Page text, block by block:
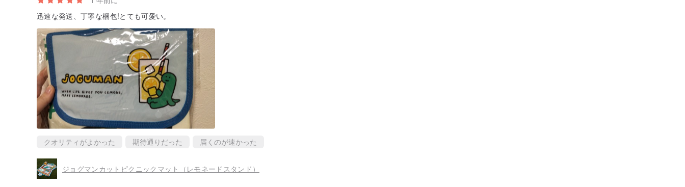
迅速な発送、丁寧な梱包!とても可愛い。
クオリティがよかった 期待通りだった 届くのが速かった
ジョグマンカットピクニックマット（レモネードスタンド）